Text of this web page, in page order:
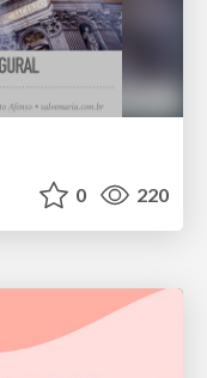
0 220